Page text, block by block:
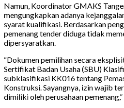
Namun, Koordinator GMAKS
mengungkapkan adanya
syarat kualifikasi. Berdasarkan
pemenang tender diduga tidak
dipersyaratkan.
“Dokumen pemilihan secara
Sertifikat Badan Usaha (SBU)
subklasifikasi KK016 tentang
Konstruksi. Sayangnya, izin wajib
dimiliki oleh perusahaan